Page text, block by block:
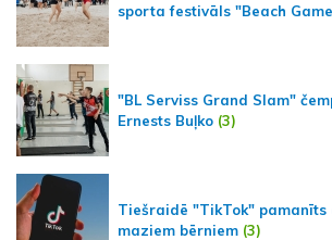
sporta festivāls "Beach
"BL Serviss Grand Slam"
Ernests Buļko (3)
Tiešraidē "TikTok" pamanīts
maziem bērniem (3)